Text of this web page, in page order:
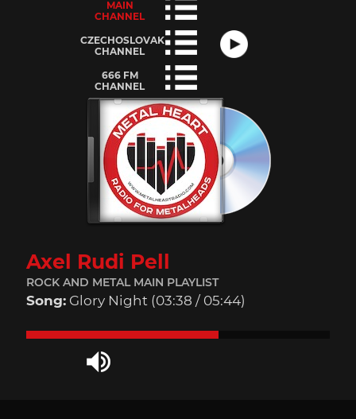
MAIN
CHANNEL
přehraj
WMP 128k
MP3 128k
AAC 64k
CZECHOSLOVAK
CHANNEL
přehraj
WMP 128k
MP3 128k
666 FM
CHANNEL
přehraj
WMP 128k
MP3 128k
Axel Rudi Pell
ROCK AND METAL MAIN PLAYLIST
Song: Glory Night (03:39 / 05:44)